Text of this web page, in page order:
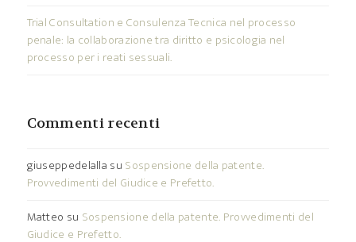
Trial Consultation e Consulenza Tecnica nel processo
penale: la collaborazione tra diritto e psicologia nel
processo per i reati sessuali.
Commenti recenti
giuseppedelalla su Sospensione della patente.
Provvedimenti del Giudice e Prefetto.
Matteo su Sospensione della patente. Provvedimenti del
Giudice e Prefetto.